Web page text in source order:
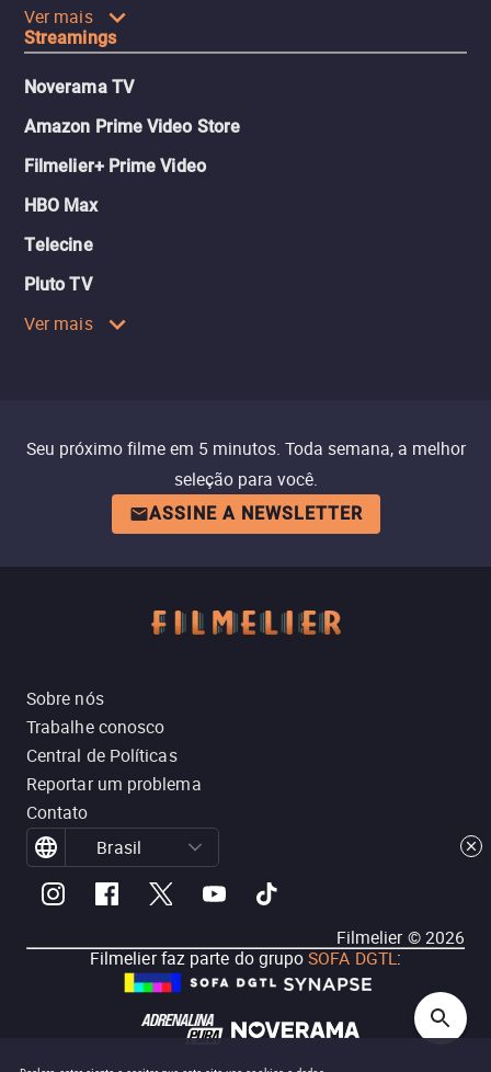
Ver mais
Streamings
Noverama TV
Amazon Prime Video Store
Filmelier+ Prime Video
HBO Max
Telecine
Pluto TV
Ver mais
Seu próximo filme em 5 minutos. Toda semana, a melhor
seleção para você.
ASSINE A NEWSLETTER
Sobre nós
Trabalhe conosco
Central de Políticas
Reportar um problema
Contato
Brasil
Filmelier ©2026
Filmelier faz parte do grupoSOFA DGTL: